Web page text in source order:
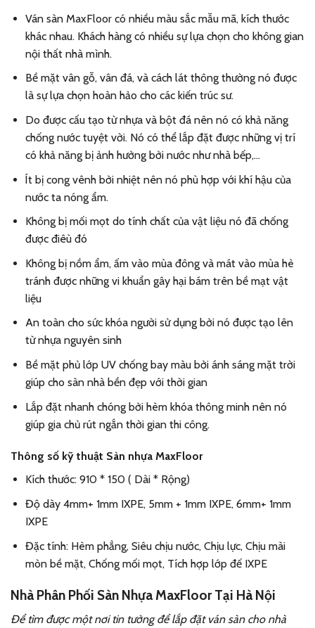
Ván sàn MaxFloor có nhiều màu sắc mẫu mã, kích thước
khác nhau. Khách hàng có nhiều sự lựa chọn cho không gian
nội thất nhà mình.
Bề mặt vân gỗ, vân đá, và cách lát thông thường nó được
là sự lựa chọn hoàn hảo cho các kiến trúc sư.
Do được cấu tạo từ nhựa và bột đá nên nó có khả năng
chống nước tuyệt vời. Nó có thể lắp đặt được những vị trí
có khả năng bị ảnh hưởng bởi nước như nhà bếp,…
Ít bị cong vênh bởi nhiệt nên nó phù hợp với khí hậu của
nước ta nóng ẩm.
Không bị mối mọt do tính chất của vật liệu nó đã chống
được điêù đó
Không bị nồm ẩm, ấm vào mùa đông và mát vào mùa hè
tránh được những vi khuẩn gây hại bám trên bề mạt vật
liệu
An toàn cho sức khóa người sử dụng bởi nó được tạo lên
từ nhựa nguyên sinh
Bề mặt phủ lớp UV chống bay màu bởi ánh sáng mặt trời
giúp cho sàn nhà bền đẹp với thời gian
Lắp đặt nhanh chóng bởi hèm khóa thông minh nên nó
giúp gia chủ rút ngắn thời gian thi công.
Thông số kỹ thuật Sàn nhựa MaxFloor
Kích thước: 910 * 150 ( Dài * Rộng)
Độ dày 4mm+ 1mm IXPE, 5mm + 1mm IXPE, 6mm+ 1mm
IXPE
Đặc tính: Hèm phẳng, Siêu chịu nước, Chịu lực, Chịu mài
mòn bề mặt, Chống mối mọt, Tích hợp lớp đế IXPE
Nhà Phân Phối Sàn Nhựa MaxFloor Tại Hà Nội
Để tìm được một nơi tin tưởng để lắp đặt ván sàn cho nhà